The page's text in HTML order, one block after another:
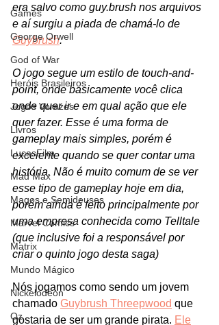
Games
George Orwell
God of War
Heróis Brasileiros
Jogos Vorazes
Livros
LucasFilm
Mad Max
Magos e Semideuses
Marvel Comics
Matrix
Mundo Mágico
Nickelodeon
Oz
era salvo como guy.brush nos arquivos
e aí surgiu a piada de chamá-lo de
Guybrush.
O jogo segue um estilo de touch-and-
point, onde basicamente você clica
onde quer ir e em qual ação que ele
quer fazer. Esse é uma forma de
gameplay mais simples, porém é
excelente quando se quer contar uma
história. Não é muito comum de se ver
esse tipo de gameplay hoje em dia,
porém ainda é feito principalmente por
uma empresa conhecida como Telltale
(que inclusive foi a responsável por
criar o quinto jogo desta saga)
Nós jogamos como sendo um jovem
chamado Guybrush Threepwood que
gostaria de ser um grande pirata. Ele